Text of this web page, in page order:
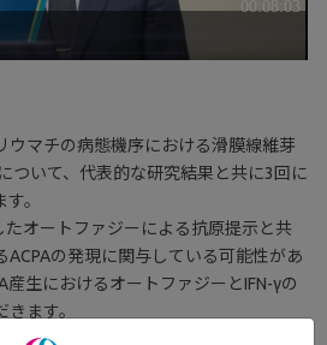
ウマチの病態機序における滑膜線維芽
ついて、代表的な研究結果と共に3回に
。
たオートファジーによる抗原提示と共
ACPAの発現に関与している可能性があ
産生におけるオートファジーとIFN-γの
ます。